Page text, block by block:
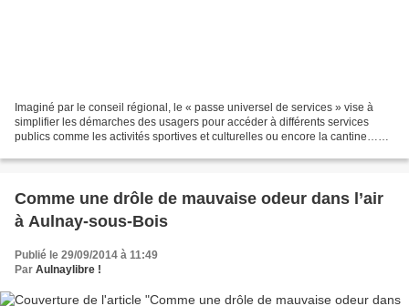
Imaginé par le conseil régional, le « passe universel de services » vise à
simplifier les démarches des usagers pour accéder à différents services
publics comme les activités sportives et culturelles ou encore la cantine…
Comme une drôle de mauvaise odeur dans l’air
à Aulnay-sous-Bois
Publié le 29/09/2014 à 11:49
Par Aulnaylibre !